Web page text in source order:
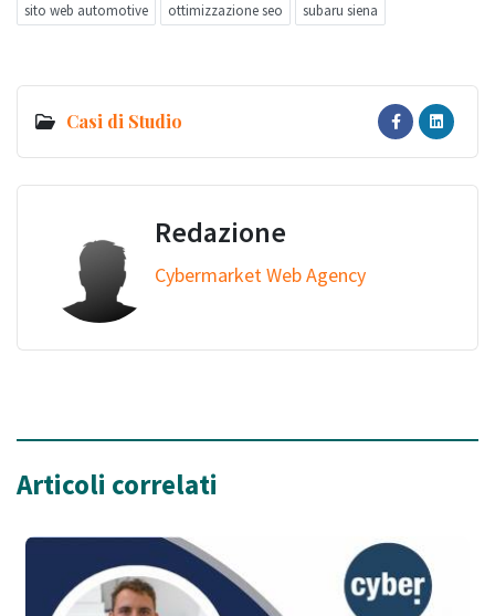
sito web automotive
ottimizzazione seo subaru siena
Casi di Studio
Redazione
Cybermarket Web Agency
Articoli correlati